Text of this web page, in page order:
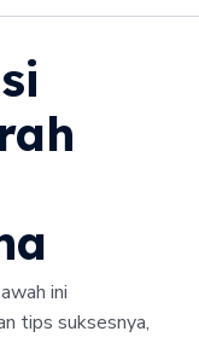
ini
tips suksesnya,